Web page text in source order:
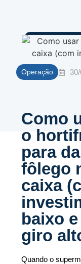
Operação
Como
o
para
fôlego
caixa
baixo e
giro
Quando o